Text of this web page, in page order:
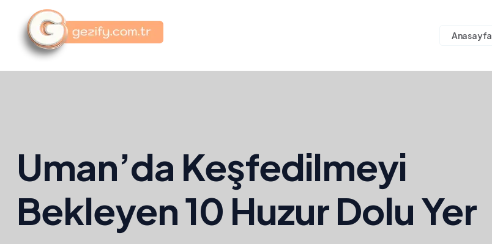
Anasayfa
Uman’da Keşfedilmeyi
Bekleyen 10 Huzur Dolu Yer